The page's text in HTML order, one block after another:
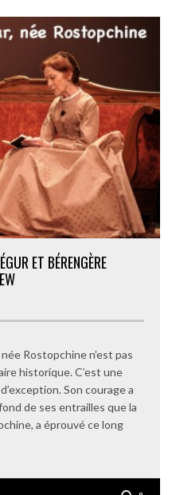
ET BÉRENGÈRE
Rostopchine n’est pas
historique. C’est une
Son courage a
de ses entrailles que la
a éprouvé ce long